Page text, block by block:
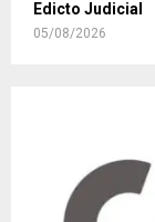
Edicto Judicial
05/08/2026